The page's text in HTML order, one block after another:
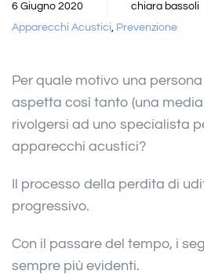
6 Giugno 2020
chiara bassoli
Apparecchi Acustici, Prevenzione
Per quale motivo una
aspetta così tanto (una
rivolgersi ad uno specialista
apparecchi acustici?
Il processo della perdita di
progressivo.
Con il passare del tempo, i
sempre più evidenti.